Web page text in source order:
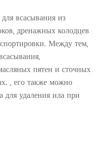
всасывания из
дренажных колодцев
Между тем,
пятен и сточных
, его также можно
для удаления ила при